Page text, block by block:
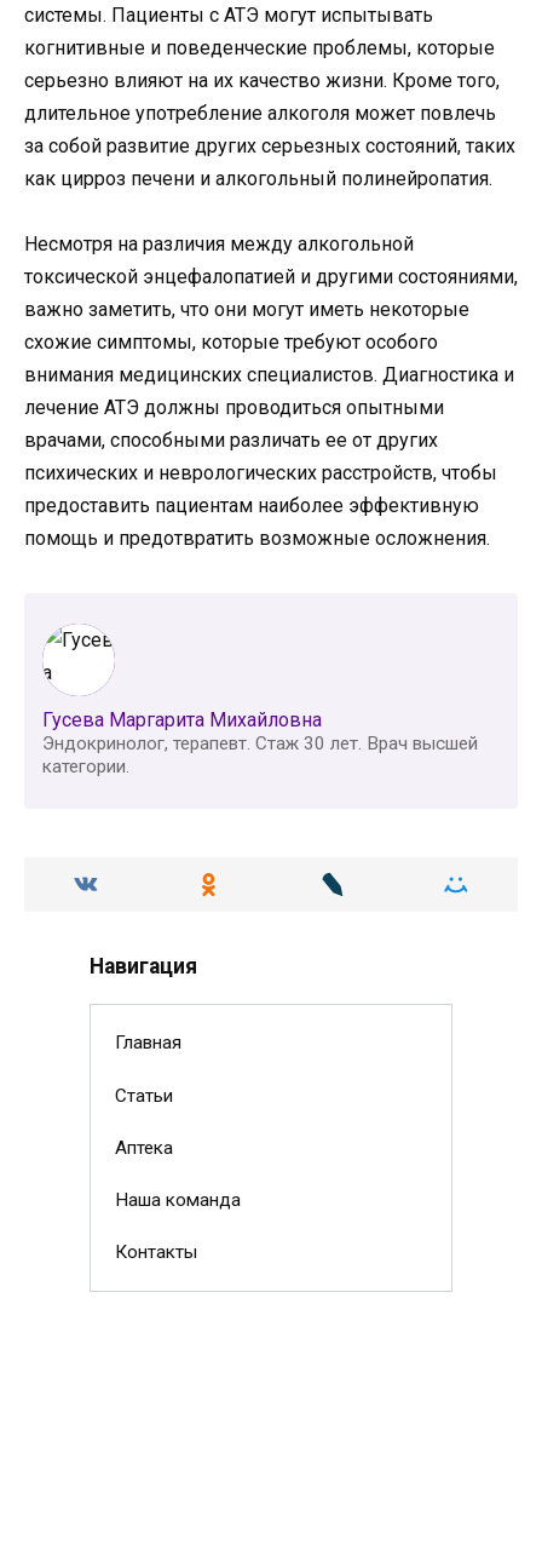
системы. Пациенты с АТЭ могут испытывать
когнитивные и поведенческие проблемы, которые
серьезно влияют на их качество жизни. Кроме того,
длительное употребление алкоголя может повлечь
за собой развитие других серьезных состояний, таких
как цирроз печени и алкогольный полинейропатия.
Несмотря на различия между алкогольной
токсической энцефалопатией и другими состояниями,
важно заметить, что они могут иметь некоторые
схожие симптомы, которые требуют особого
внимания медицинских специалистов. Диагностика и
лечение АТЭ должны проводиться опытными
врачами, способными различать ее от других
психических и неврологических расстройств, чтобы
предоставить пациентам наиболее эффективную
помощь и предотвратить возможные осложнения.
Гусева Маргарита Михайловна
Эндокринолог, терапевт. Стаж 30 лет. Врач высшей
категории.
Навигация
Главная
Статьи
Аптека
Наша команда
Контакты